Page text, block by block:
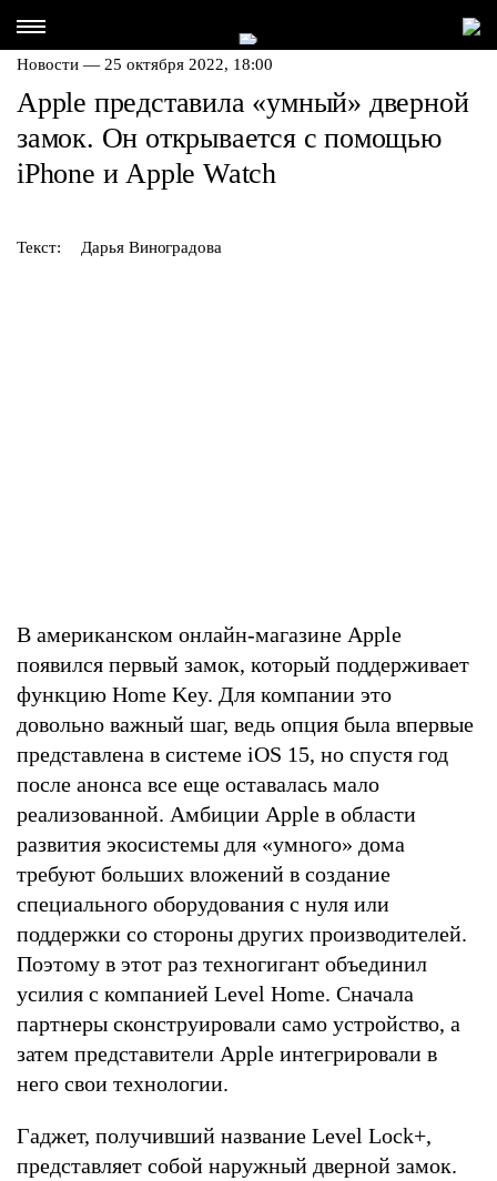
Новости — 25 октября 2022, 18:00
Apple представила «умный» дверной
замок. Он открывается с помощью
iPhone и Apple Watch
Текст: Дарья Виноградова
В американском онлайн-магазине Apple
появился первый замок, который поддерживает
функцию Home Key. Для компании это
довольно важный шаг, ведь опция была впервые
представлена в системе iOS 15, но спустя год
после анонса все еще оставалась мало
реализованной. Амбиции Apple в области
развития экосистемы для «умного» дома
требуют больших вложений в создание
специального оборудования с нуля или
поддержки со стороны других производителей.
Поэтому в этот раз техногигант объединил
усилия с компанией Level Home. Сначала
партнеры сконструировали само устройство, а
затем представители Apple интегрировали в
него свои технологии.
Гаджет, получивший название Level Lock+,
представляет собой наружный дверной замок.